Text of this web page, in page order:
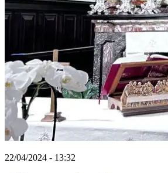
22/04/2024 - 13:32